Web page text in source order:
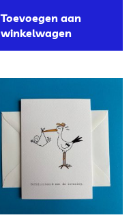
Toevoegen aan
winkelwagen